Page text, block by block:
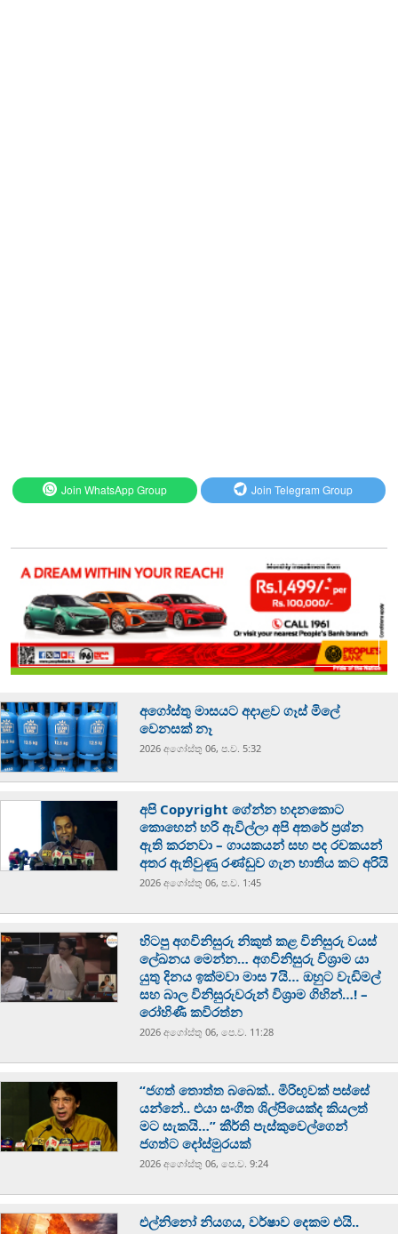
Join WhatsApp Group Join Telegram Group
අගෝස්තු මාසයට අදාළව ගෑස් මිලේ
වෙනසක් නෑ
2026 අගෝස්‍තු 06, ප.ව. 5:32
අපි Copyright ගේන්න හදනකොට
කොහෙන් හරි ඇවිල්ලා අපි අතරේ ප්‍රශ්න
ඇති කරනවා – ගායකයන් සහ පද රචකයන්
අතර ඇතිවුණු රණ්ඩුව ගැන භාතිය කට අරියි
2026 අගෝස්‍තු 06, ප.ව. 1:45
හිටපු අගවිනිසුරු නිකුත් කළ විනිසුරු වයස්
ලේඛනය මෙන්න… අගවිනිසුරු විශ්‍රාම යා
යුතු දිනය ඉක්මවා මාස 7යි… ඔහුට වැඩිමල්
සහ බාල විනිසුරුවරුන් විශ්‍රාම ගිහින්…! –
රෝහිණී කවිරත්න
2026 අගෝස්‍තු 06, පෙ.ව. 11:28
“ජගත් තොත්ත බබෙක්.. මිරිඟුවක් පස්සේ
යන්නේ.. එයා සංගීත ශිල්පියෙක්ද කියලත්
මට සැකයි…” කීර්ති පැස්කුවෙල්ගෙන්
ජගත්ට දෝස්මුරයක්
2026 අගෝස්‍තු 06, පෙ.ව. 9:24
එල්නිනෝ නියගය, වර්ෂාව දෙකම එයි..